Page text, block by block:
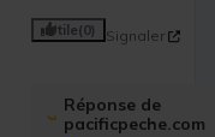
Utile(0) Signaler
Réponse de
pacificpeche.com